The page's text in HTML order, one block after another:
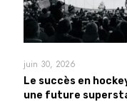
juin 30, 2026
Le succès en
une future